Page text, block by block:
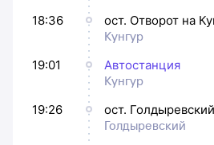
18:36
ост. Отворот на
Кунгур
19:01
Автостанция
Кунгур
19:26
ост. Голдыревский
Голдыревский